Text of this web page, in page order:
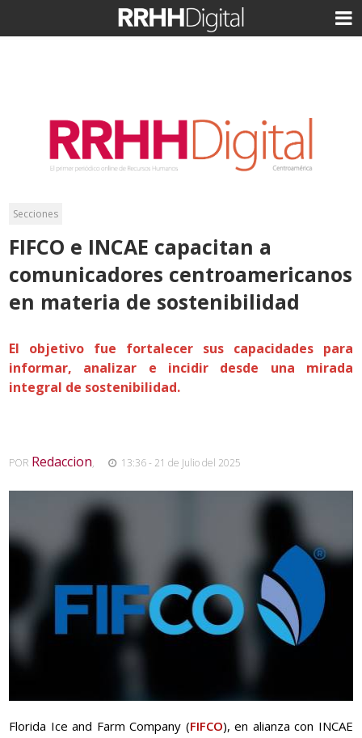
Secciones
FIFCO e INCAE capacitan a
comunicadores centroamericanos
en materia de sostenibilidad
El objetivo fue fortalecer sus capacidades para
informar, analizar e incidir desde una mirada
integral de sostenibilidad.
POR Redaccion, 13:36 - 21 de Julio del 2025
Florida Ice and Farm Company (FIFCO), en alianza con INCAE